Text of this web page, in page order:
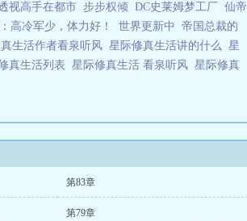
视高手在都市 步步权倾 DC史莱姆梦工厂 仙帝
高冷军少，体力好！ 世界更新中
帝国总裁的
生活作者看泉听风 星际修真生活讲的什么 星
真生活列表 星际修真生活 看泉听风 星际修真
第83章
第79章